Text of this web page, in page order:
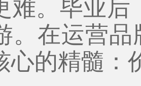
难。毕业
。在运营
心的精髓：